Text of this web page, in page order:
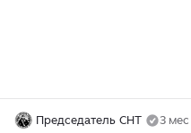
Председатель СНТ 3 мес